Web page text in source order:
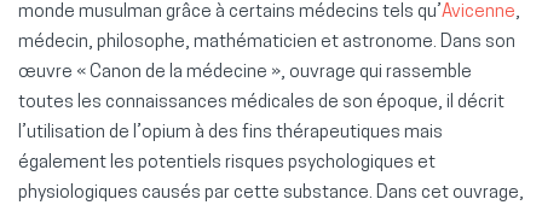
monde musulman grâce à certains médecins tels qu’ Avicenne,
médecin, philosophe, mathématicien et astronome. Dans son
œuvre « Canon de la médecine », ouvrage qui rassemble
toutes les connaissances médicales de son époque, il décrit
l’utilisation de l’opium à des fins thérapeutiques mais
également les potentiels risques psychologiques et
physiologiques causés par cette substance. Dans cet ouvrage,